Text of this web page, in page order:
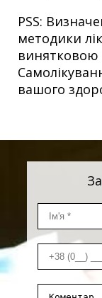
PSS:
методики
винятковою
вашого